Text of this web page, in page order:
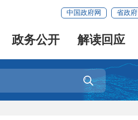
中国政府网 省政府
政务公开 解读回应
